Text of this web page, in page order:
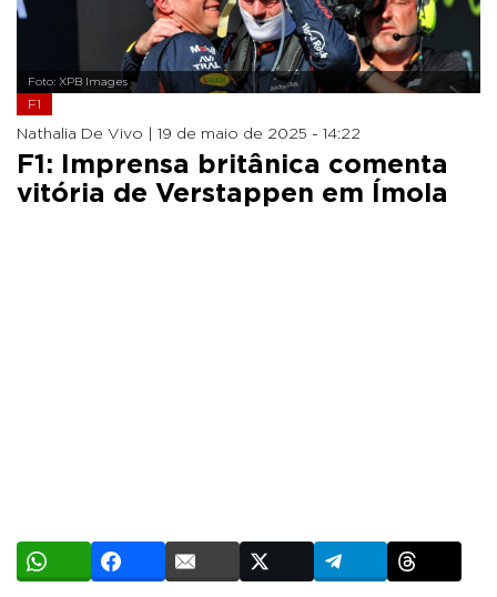
Foto: XPB Images
F1
Nathalia De Vivo | 19 de maio de 2025 - 14:22
F1: Imprensa britânica comenta
vitória de Verstappen em Ímola